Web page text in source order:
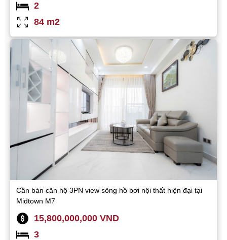
2
84 m2
Cần bán căn hộ 3PN view sông hồ bơi nội thất hiện đại tại
Midtown M7
15,800,000,000 VND
3